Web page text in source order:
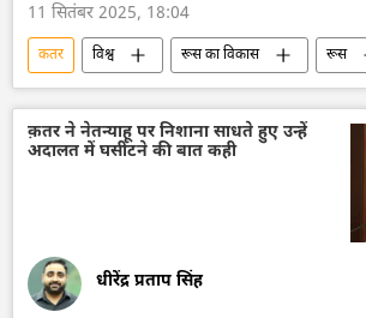
11 सितंबर 2025, 18:04
कतर विश्व रूस का विकास
रूस
मास्को
रूसी विदेश मंत्रालय
सर्गे लवरोव
इजराइल
हमास
फिलिस्तीन
गाज़ा पट्टी
क़तर ने नेतन्याहू पर निशाना साधते हुए उन्हें
अदालत में घसीटने की बात कही
धीरेंद्र प्रताप सिंह